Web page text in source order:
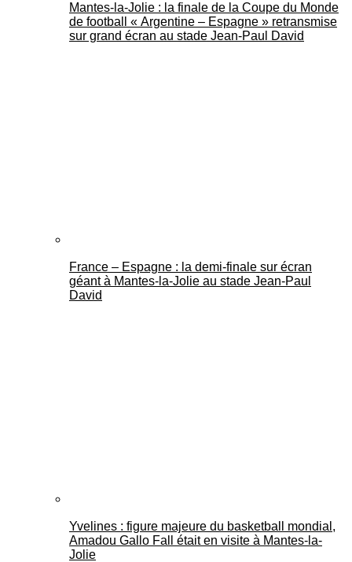
Mantes-la-Jolie : la finale de la Coupe du Monde
de football « Argentine – Espagne » retransmise
sur grand écran au stade Jean-Paul David
France – Espagne : la demi-finale sur écran
géant à Mantes-la-Jolie au stade Jean-Paul
David
Yvelines : figure majeure du basketball mondial,
Amadou Gallo Fall était en visite à Mantes-la-
Jolie